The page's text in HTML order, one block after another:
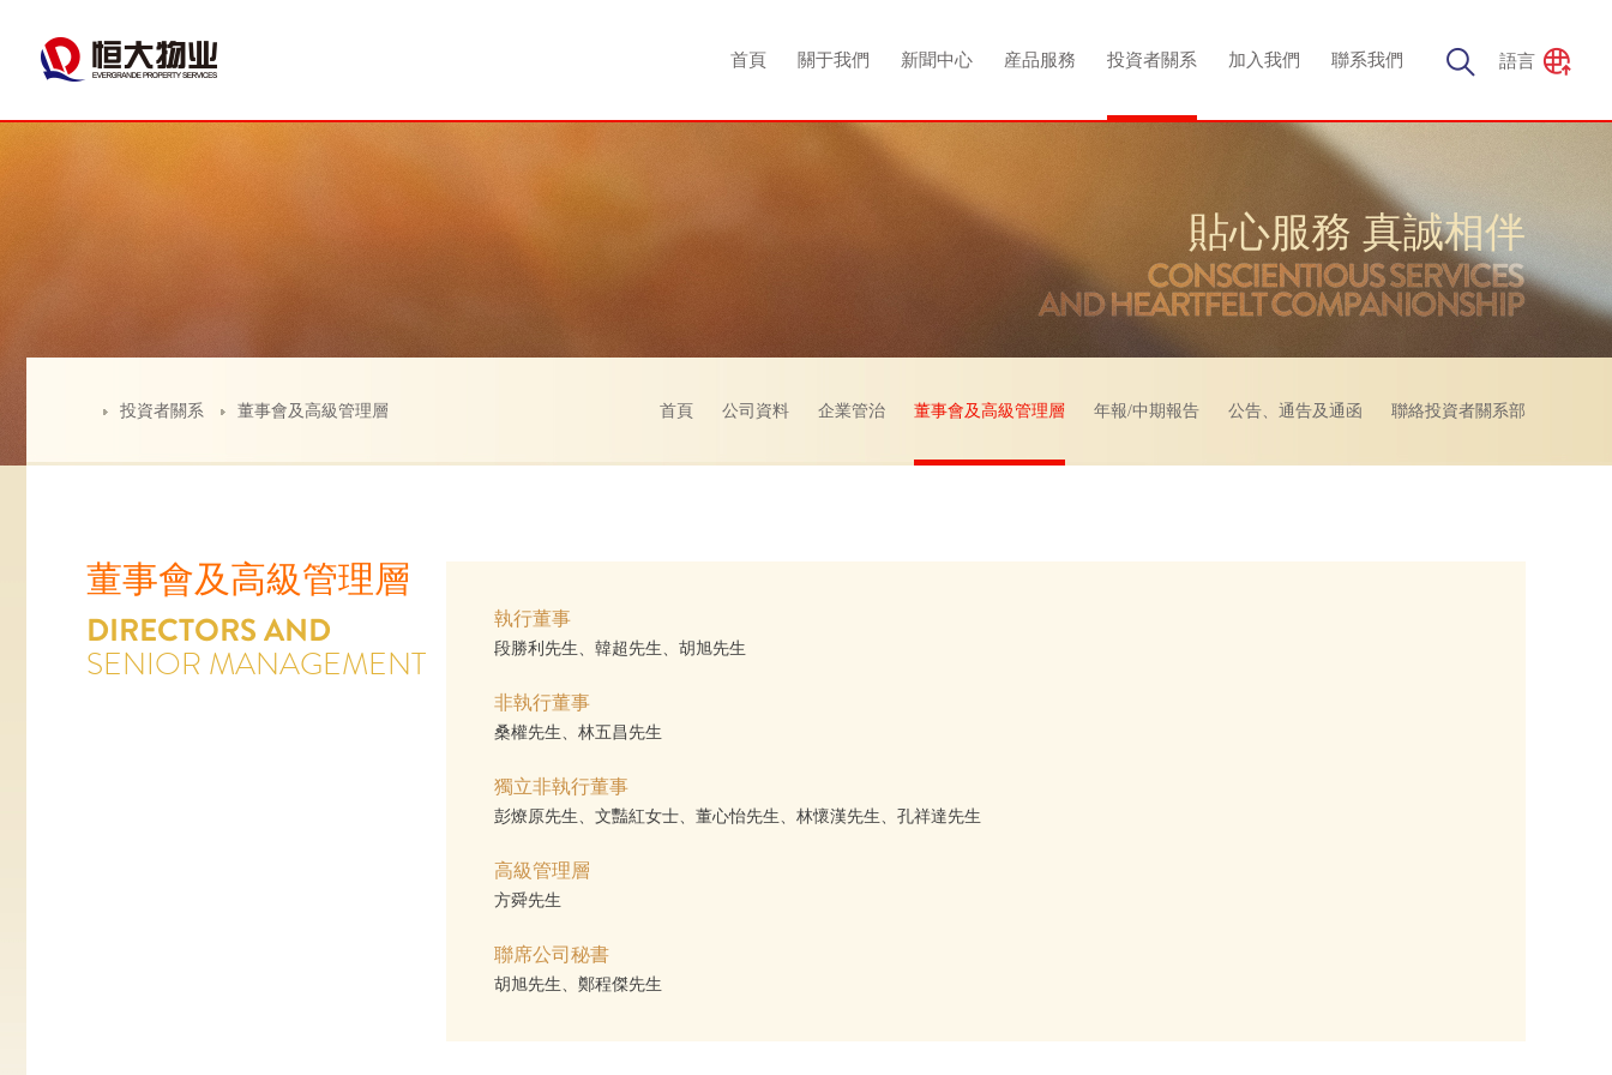
首頁 關于我們 新聞中心 産品服務 投資者關系 加入我們 聯系我們 語言
貼心服務 真誠相伴
投資者關系 董事會及高級管理層 首頁 公司資料 企業管治 董事會及高級管理層 年報/中期報告 公告、通告及通函 聯絡投資者關系部
董事會及高級管理層
DIRECTORS AND
SENIOR MANAGEMENT
執行董事
段勝利先生、韓超先生、胡旭先生
非執行董事
桑權先生、林五昌先生
獨立非執行董事
彭燎原先生、文豔紅女士、董心怡先生、林懷漢先生、孔祥達先生
高級管理層
方舜先生
聯席公司秘書
胡旭先生、鄭程傑先生